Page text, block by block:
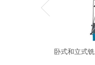
卧式和立式